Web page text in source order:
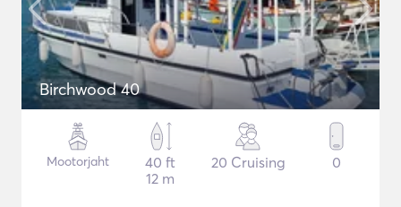
Birchwood 40
Mootorjaht
40 ft
12 m
20 Cruising 0